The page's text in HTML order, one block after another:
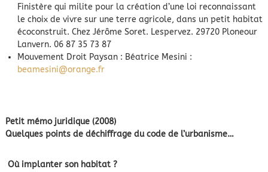
Finistère qui milite pour la création d’une loi reconnaissant
le choix de vivre sur une terre agricole, dans un petit habitat
écoconstruit. Chez Jérôme Soret. Lespervez. 29720 Ploneour
Lanvern. 06 87 35 73 87
Mouvement Droit Paysan : Béatrice Mesini :
beamesini@orange.fr
Petit mémo juridique (2008)
Quelques points de déchiffrage du code de l’urbanisme…
Où implanter son habitat ?